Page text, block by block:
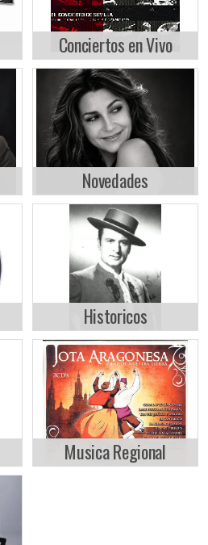
Conciertos en Vivo
Novedades
Historicos
Musica Regional